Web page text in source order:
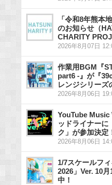
「令和8年熊本
のお知らせ（
CHARITY
2026年8月07日
作業用BGM『
part6 -』が『
レンジシリーズ
2026年8月06日
YouTube Music
ッドライナーに
ク」が参加決定
2026年8月06日
1/7スケールフ
2026」Ver. 10
中！